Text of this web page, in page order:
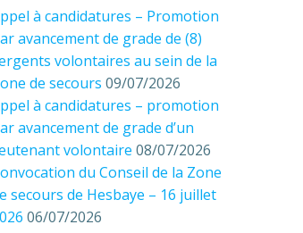
à candidatures – Promotion
avancement de grade de (8)
volontaires au sein de la
de secours 09/07/2026
à candidatures – promotion
avancement de grade d’un
volontaire 08/07/2026
du Conseil de la Zone
secours de Hesbaye – 16 juillet
06/07/2026